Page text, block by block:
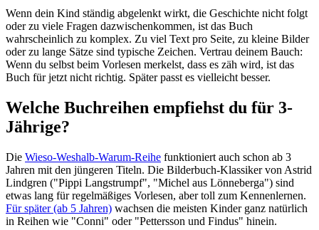
Wenn dein Kind ständig abgelenkt wirkt, die Geschichte nicht folgt
oder zu viele Fragen dazwischenkommen, ist das Buch
wahrscheinlich zu komplex. Zu viel Text pro Seite, zu kleine Bilder
oder zu lange Sätze sind typische Zeichen. Vertrau deinem Bauch:
Wenn du selbst beim Vorlesen merkelst, dass es zäh wird, ist das
Buch für jetzt nicht richtig. Später passt es vielleicht besser.
Welche Buchreihen empfiehst du für 3-
Jährige?
Die Wieso-Weshalb-Warum-Reihe funktioniert auch schon ab 3
Jahren mit den jüngeren Titeln. Die Bilderbuch-Klassiker von Astrid
Lindgren ("Pippi Langstrumpf", "Michel aus Lönneberga") sind
etwas lang für regelmäßiges Vorlesen, aber toll zum Kennenlernen.
Für später (ab 5 Jahren) wachsen die meisten Kinder ganz natürlich
in Reihen wie "Conni" oder "Pettersson und Findus" hinein.